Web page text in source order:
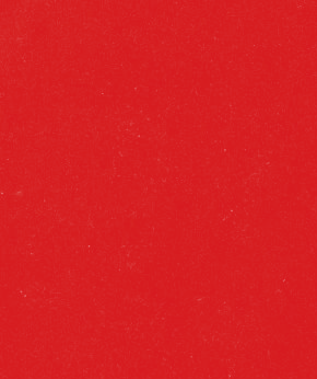
Cruzcampo Especial, nuestra
poderío.
Personalidad propia,
refrescante como ninguna,
gracias a unas raíces de
acentos. Inspirada en la
1904.
Alcohol: 5,7%